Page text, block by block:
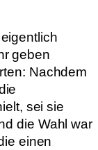
geben
Nachdem
sei sie
die Wahl war
einen